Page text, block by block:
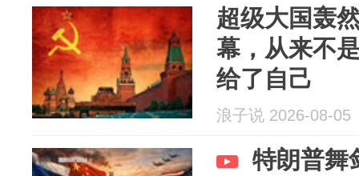
超级大国轰
幕，从来不
给了自己
浪子说 2026-08-05
特朗普舞